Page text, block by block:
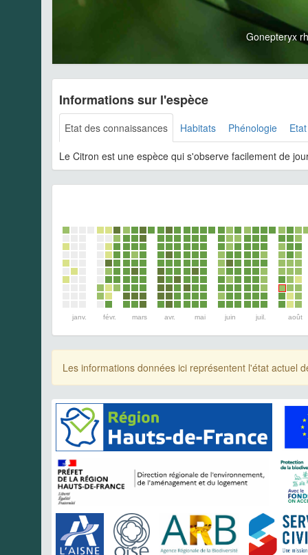
Gonepteryx
Informations sur l'espèce
Etat des connaissances Habitats Phénologie
Le Citron est une espèce qui s'observe facilement de
janv. févr. mars avr. mai juin juil. août
Les informations données ici représentent l'état actuel